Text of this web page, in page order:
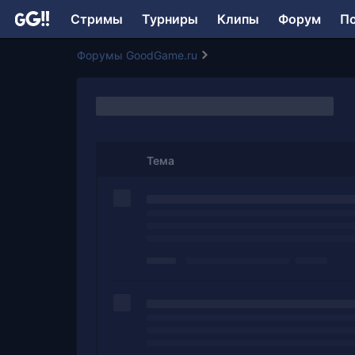
Стримы Турниры Клипы Форум
Форумы GoodGame.ru
Тема